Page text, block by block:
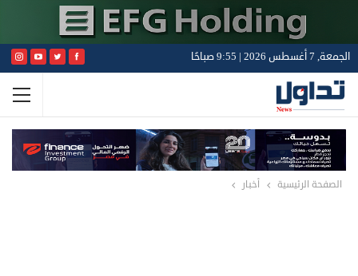
الجمعة, 7 أغسطس 2026 | 9:55 صباحًا
الصفحة الرئيسية أخبار